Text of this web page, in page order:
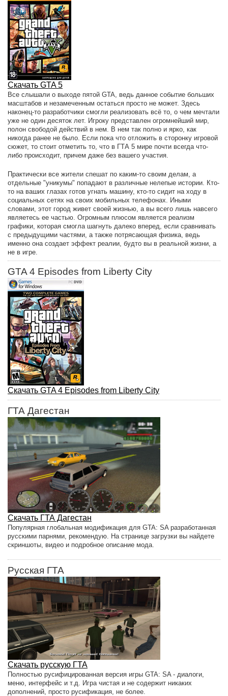
Скачать GTA 5
Все слышали о выходе пятой GTA, ведь данное событие больших
масштабов и незамеченным остаться просто не может. Здесь
наконец-то разработчики смогли реализовать всё то, о чем мечтали
уже не один десяток лет. Игроку представлен огромнейший мир,
полон свободой действий в нем. В нем так полно и ярко, как
никогда ранее не было. Если пока что отложить в сторонку игровой
сюжет, то стоит отметить то, что в ГТА 5 мире почти всегда что-
либо происходит, причем даже без вашего участия.
Практически все жители спешат по каким-то своим делам, а
отдельные "уникумы" попадают в различные нелепые истории. Кто-
то на ваших глазах готов угнать машину, кто-то сидит на ходу в
социальных сетях на своих мобильных телефонах. Иными
словами, этот город живет своей жизнью, а вы всего лишь навсего
являетесь ее частью. Огромным плюсом является реализм
графики, которая смогла шагнуть далеко вперед, если сравнивать
с предыдущими частями, а также потрясающая физика, ведь
именно она создает эффект реалии, будто вы в реальной жизни, а
не в игре.
GTA 4 Episodes from Liberty City
Скачать GTA 4 Episodes from Liberty City
ГТА Дагестан
Скачать ГТА Дагестан
Популярная глобальная модификация для GTA: SA разработанная
русскими парнями, рекомендую. На странице загрузки вы найдете
скриншоты, видео и подробное описание мода.
Русская ГТА
Скачать русскую ГТА
Полностью русифицированная версия игры GTA: SA - диалоги,
меню, интерфейс и т.д. Игра чистая и не содержит никаких
дополнений, просто русификация, не более.